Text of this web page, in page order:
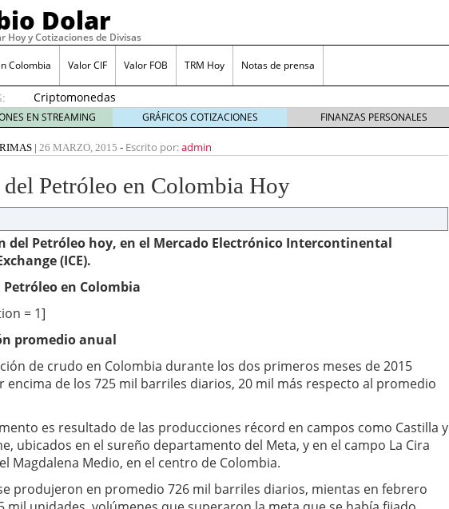
Dolar
Hoy y Cotizaciones de Divisas
Colombia Valor CIF Valor FOB TRM Hoy Notas de prensa
Criptomonedas
estables:
una
alternativa
para
proteger
tus
ahorros
Colombia
junio 10,
2025
Impulsa la acción del usuario en redes sociales: Estrategias y herramientas
para aumentar tus conversiones
La guía definitiva para encontrar préstamos en línea confiables
2024
Betsson: La mejor casa de apuestas de Colombia
EN STREAMING GRÁFICOS COTIZACIONES FINANZAS PERSONALES
| 26 MARZO, 2015 - Escrito por:admin
Petróleo en Colombia Hoy
del Petróleo hoy, en el Mercado Electrónico Intercontinental
(ICE).
Petróleo en Colombia
= 1]
promedio anual
de crudo en Colombia durante los dos primeros meses de 2015
encima de los 725 mil barriles diarios, 20 mil más respecto al promedio
es resultado de las producciones récord en campos como Castilla y
ubicados en el sureño departamento del Meta, y en el campo La Cira
Magdalena Medio, en el centro de Colombia.
produjeron en promedio 726 mil barriles diarios, mientas en febrero